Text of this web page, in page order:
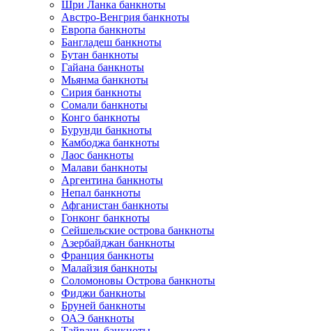
Шри Ланка банкноты
Австро-Венгрия банкноты
Европа банкноты
Бангладеш банкноты
Бутан банкноты
Гайана банкноты
Мьянма банкноты
Сирия банкноты
Сомали банкноты
Конго банкноты
Бурунди банкноты
Камбоджа банкноты
Лаос банкноты
Малави банкноты
Аргентина банкноты
Непал банкноты
Афганистан банкноты
Гонконг банкноты
Сейшельские острова банкноты
Азербайджан банкноты
Франция банкноты
Малайзия банкноты
Соломоновы Острова банкноты
Фиджи банкноты
Бруней банкноты
ОАЭ банкноты